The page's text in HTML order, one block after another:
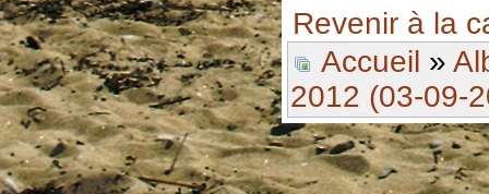
Revenir à la
Accueil »
2012 (03-09-